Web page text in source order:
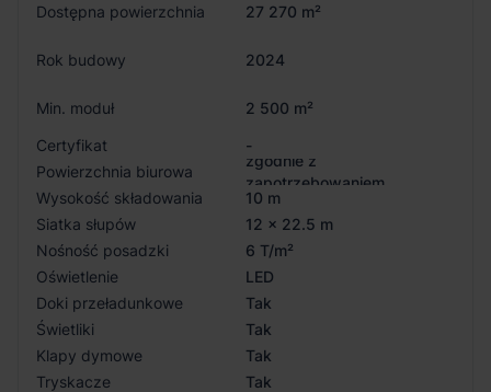
Dostępna powierzchnia 27 270 m²
Rok budowy 2024
Min. moduł
2 500 m²
Certyfikat
-
Powierzchnia biurowa
zgodnie z
zapotrzebowaniem
Wysokość składowania
10 m
Siatka słupów
12 x 22.5 m
Nośność posadzki
6 T/m²
Oświetlenie
LED
Doki przeładunkowe
Tak
Świetliki
Tak
Klapy dymowe
Tak
Tryskacze
Tak